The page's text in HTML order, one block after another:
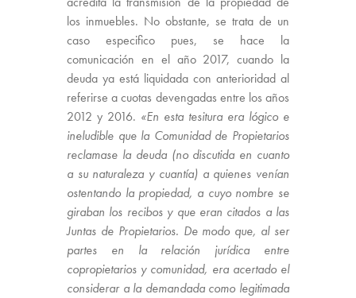
los inmuebles. No obstante, se trata de un
caso especifico pues, se hace la
comunicación en el año 2017, cuando la
deuda ya está liquidada con anterioridad al
referirse a cuotas devengadas entre los años
2012 y 2016. «En esta tesitura era lógico e
ineludible que la Comunidad de Propietarios
reclamase la deuda (no discutida en cuanto
a su naturaleza y cuantía) a quienes venían
ostentando la propiedad, a cuyo nombre se
giraban los recibos y que eran citados a las
Juntas de Propietarios. De modo que, al ser
partes en la relación jurídica entre
copropietarios y comunidad, era acertado el
considerar a la demandada como legitimada